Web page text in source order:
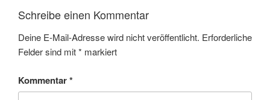
Schreibe einen Kommentar
Deine E-Mail-Adresse wird nicht veröffentlicht. Erforderliche
Felder sind mit* markiert
Kommentar*